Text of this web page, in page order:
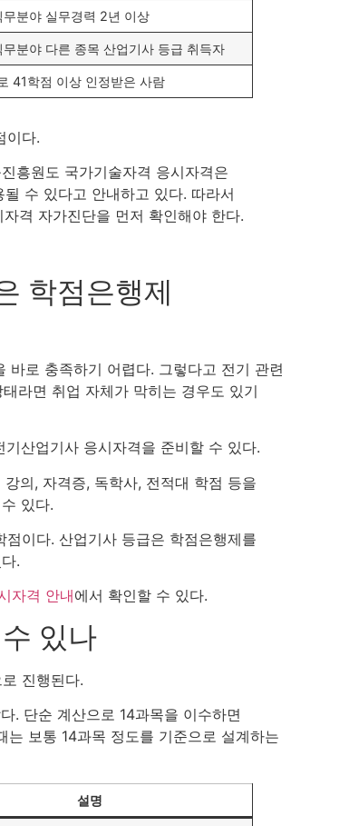
무분야 실무경력 2년 이상
무분야 다른 종목 산업기사 등급 취득자
41학점 이상 인정받은 사람
이다.
흥원도 국가기술자격 응시자격은
수 있다고 안내하고 있다. 따라서
격 자가진단을 먼저 확인해야 한다.
학점은행제
바로 충족하기 어렵다. 그렇다고 전기 관련
라면 취업 자체가 막히는 경우도 있기
산업기사 응시자격을 준비할 수 있다.
의, 자격증, 독학사, 전적대 학점 등을
있다.
이다. 산업기사 등급은 학점은행제를
.
자격 안내에서 확인할 수 있다.
있나
진행된다.
. 단순 계산으로 14과목을 이수하면
보통 14과목 정도를 기준으로 설계하는
설명